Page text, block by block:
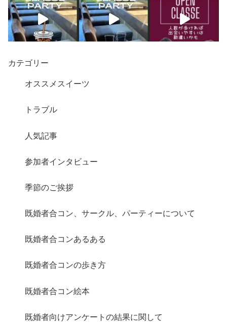
さらに読み込む
カテゴリー
オススメスイーツ
トラブル
人気記事
参加者インタビュー
季節のご挨拶
既婚者合コン、サークル、パーティーについて
既婚者合コンあるある
既婚者合コンの歩き方
既婚者合コン絵本
既婚者向けアンケートの結果に関して